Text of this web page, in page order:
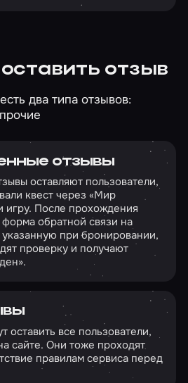
отзыв
два типа отзывов:
отзывы
оставляют пользователи,
квест через «Мир
игру. После прохождения
обратной связи на
при бронировании,
проверку и получают
оставить все пользователи,
сайте. Они тоже проходят
правилам сервиса перед